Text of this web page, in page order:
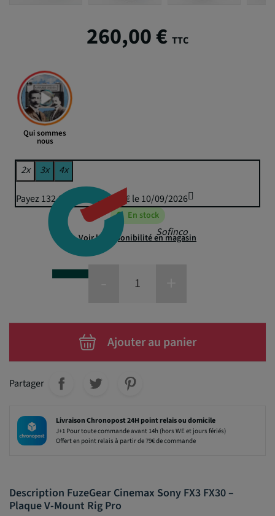
260,00 € TTC
Qui sommes
nous
Sofinco
2x 3x 4x
Payez 132,23 € puis 130,00 € le 10/09/2026
En stock
Voir la disponibilité en magasin
Ajouter au panier
Partager
Livraison Chronopost 24H point relais ou domicile
J+1 Pour toute commande avant 14h (hors WE et jours fériés)
Offert en point relais à partir de 79€ de commande
Description FuzeGear Cinemax Sony FX3 FX30 –
Plaque V-Mount Rig Pro